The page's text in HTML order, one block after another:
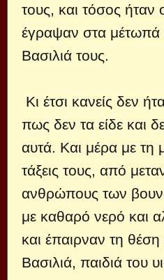
τους, και τόσος ήταν
έγραψαν στα μέτωπά
Βασιλιά τους.
Κι έτσι κανείς δεν
πως δεν τα είδε και
αυτά. Και μέρα με τη
τάξεις τους, από
ανθρώπους των
με καθαρό νερό και
και έπαιρναν τη
Βασιλιά, παιδιά του